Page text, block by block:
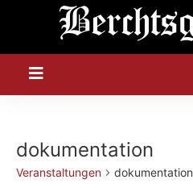
dokumentation
Veranstaltungen dokumentation